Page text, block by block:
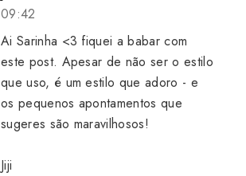
09:42
Ai Sarinha <3 fiquei a babar com
este post. Apesar de não ser o estilo
que uso, é um estilo que adoro - e
os pequenos apontamentos que
sugeres são maravilhosos!
Jiji